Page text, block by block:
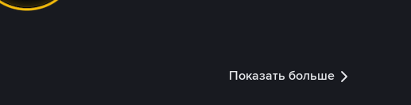
Показать больше